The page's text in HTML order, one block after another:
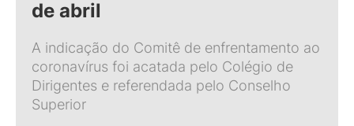
de abril
A indicação do Comitê de enfrentamento ao
coronavírus foi acatada pelo Colégio de
Dirigentes e referendada pelo Conselho
Superior